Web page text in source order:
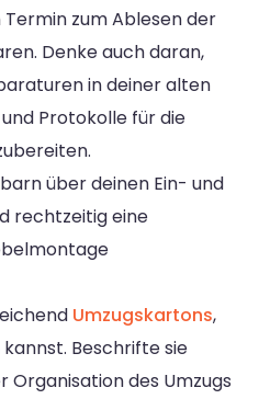
zum Ablesen der
Denke auch daran,
in deiner alten
Protokolle für die
über deinen Ein- und
rechtzeitig eine
Umzugskartons,
Beschrifte sie
des Umzugs